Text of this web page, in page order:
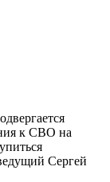
к СВО на
Сергей